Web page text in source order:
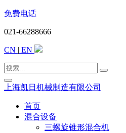
免费电话
021-66288666
CN | EN
上海凯日机械制造有限公司
首页
混合设备
三螺旋锥形混合机